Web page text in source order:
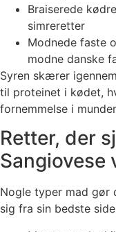
Braiserede
simreretter
Modnede faste
modne danske
Syren skærer
til proteinet i kødet,
fornemmelse i
Retter, der
Sangiovese
Nogle typer mad
sig fra sin bedste